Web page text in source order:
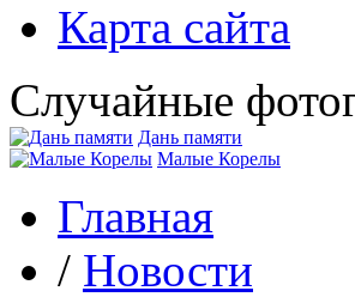
Карта сайта
Случайные
Дань памяти
Малые Корелы
Главная
/ Новости